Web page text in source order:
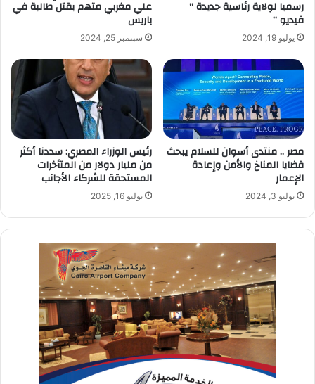
رسميا لولاية رئاسية جديدة ”
فيديو ”
يوليو 19, 2024
علي مغربي متهم بقتل طالبة في
باريس
سبتمبر 25, 2024
مصر .. منتدى أسوان للسلام يبحث
قضايا المناخ والأمن وإعادة
الإعمار
يوليو 3, 2024
رئيس الوزراء المصري: سددنا أكثر
من مليار دولار من المتأخرات
المستحقة للشركاء الأجانب
يوليو 16, 2025